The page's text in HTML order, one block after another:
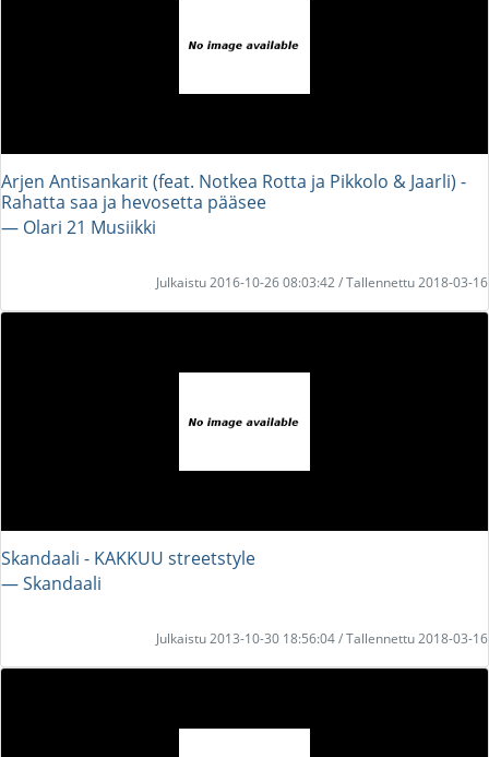
Arjen Antisankarit (feat. Notkea Rotta ja Pikkolo & Jaarli) -
Rahatta saa ja hevosetta pääsee
― Olari 21 Musiikki
Julkaistu 2016-10-26 08:03:42 / Tallennettu 2018-03-16
Skandaali - KAKKUU streetstyle
― Skandaali
Julkaistu 2013-10-30 18:56:04 / Tallennettu 2018-03-16